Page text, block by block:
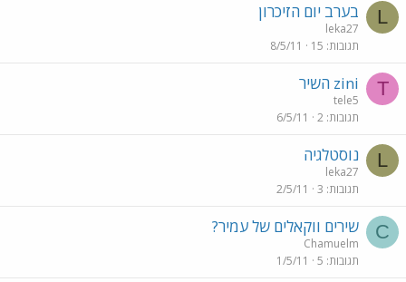
L בערב יום הזיכרון
leka27
תגובות 15
8/5/11
T zini השיר
tele5
תגובות 2
6/5/11
L נוסטלגיה
leka27
תגובות 3
2/5/11
C שירים ווקאלים של עמיר?
Chamuelm
תגובות 5
1/5/11